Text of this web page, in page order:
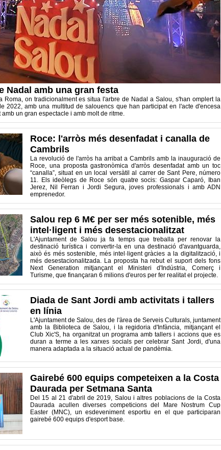
Nadal amb una gran festa
Roma, on tradicionalment es situa l'arbre de Nadal a Salou, s'han omplert la
2022, amb una multitud de salouencs que han participat en l'acte d'encesa
un gran espectacle i amb molt de ritme.
Roce: l'arròs més desenfadat i canalla de
Cambrils
La revolució de l'arròs ha arribat a Cambrils amb la inauguració de
Roce, una proposta gastronòmica d'arròs desenfadat amb un toc
“canalla”, situat en un local versàtil al carrer de Sant Pere, número
11. Els ideòlegs de Roce són quatre socis: Gaspar Caparó, Iban
Jerez, Nil Ferran i Jordi Segura, joves professionals i amb ADN
emprenedor.
Salou rep 6 M€ per ser més sotenible, més
intel·ligent i més desestacionalitzat
L'Ajuntament de Salou ja fa temps que treballa per renovar la
destinació turística i convertir-la en una destinació d'avantguarda,
això és més sostenible, més intel·ligent gràcies a la digitalització, i
més desestacionalitzada. La proposta ha rebut el suport dels fons
Next Generation mitjançant el Ministeri d'Indústria, Comerç i
Turisme, que finançaran 6 milions d'euros per fer realitat el projecte.
Diada de Sant Jordi amb activitats i tallers
en línia
L'Ajuntament de Salou, des de l'àrea de Serveis Culturals, juntament
amb la Biblioteca de Salou, i la regidoria d'Infància, mitjançant el
Club Xic'S, ha organitzat un programa amb tallers i accions que es
duran a terme a les xarxes socials per celebrar Sant Jordi, d'una
manera adaptada a la situació actual de pandèmia.
Gairebé 600 equips competeixen a la Costa
Daurada per Setmana Santa
Del 15 al 21 d'abril de 2019, Salou i altres poblacions de la Costa
Daurada acullen diverses competicions del Mare Nostrum Cup
Easter (MNC), un esdeveniment esportiu en el que participaran
gairebé 600 equips d'esport base.